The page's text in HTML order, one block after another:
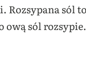
Rozsypana sól to
ową sól rozsypie.